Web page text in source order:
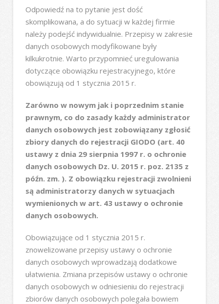
Odpowiedź na to pytanie jest dość
skomplikowana, a do sytuacji w każdej firmie
należy podejść indywidualnie. Przepisy w zakresie
danych osobowych modyfikowane były
kilkukrotnie. Warto przypomnieć uregulowania
dotyczące obowiązku rejestracyjnego, które
obowiązują od 1 stycznia 2015 r.
Zarówno w nowym jak i poprzednim stanie
prawnym, co do zasady każdy administrator
danych osobowych jest zobowiązany zgłosić
zbiory danych do rejestracji GIODO (art. 40
ustawy z dnia 29 sierpnia 1997 r. o ochronie
danych osobowych Dz. U. 2015 r. poz. 2135 z
późn. zm. ). Z obowiązku rejestracji zwolnieni
są administratorzy danych w sytuacjach
wymienionych w art. 43 ustawy o ochronie
danych osobowych.
Obowiązujące od 1 stycznia 2015 r.
znowelizowane przepisy ustawy o ochronie
danych osobowych wprowadzają dodatkowe
ułatwienia. Zmiana przepisów ustawy o ochronie
danych osobowych w odniesieniu do rejestracji
zbiorów danych osobowych polegała bowiem